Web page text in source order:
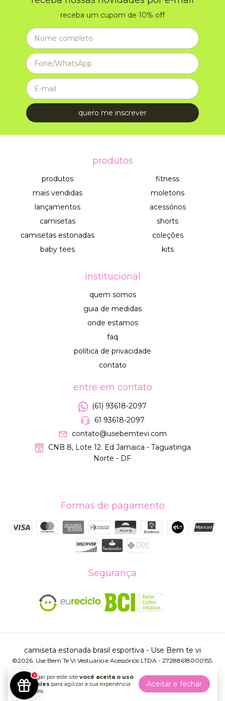
Ao navegar por este site você aceita o uso
de cookies para agilizar a sua experiência
de compra.
Aceitar e fechar
receba um cupom de 10% off
produtos
produtos
mais vendidas
lançamentos
camisetas
camisetas estonadas
baby tees
fitness
moletons
acessórios
shorts
coleções
kits
institucional
quem somos
guia de medidas
onde estamos
faq
política de privacidade
contato
entre em contato
(61) 93618-2097
61 93618-2097
contato@usebemtevi.com
CNB 8, Lote 12. Ed Jamaica - Taguatinga
Norte - DF
Formas de pagamento
Segurança
camiseta estonada brasil esportiva - Use Bem te vi
©2026. Use Bem Te Vi Vestuário e Acessórios LTDA - 27288618000155.
2